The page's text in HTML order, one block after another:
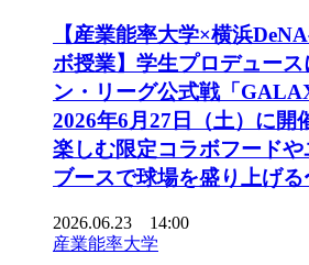
【産業能率大学×横浜
ボ授業】学生プロデュー
ン・リーグ公式戦「
2026年6月27日（土）に開
楽しむ限定コラボフード
ブースで球場を盛り上げる
2026.06.23 14:00
産業能率大学